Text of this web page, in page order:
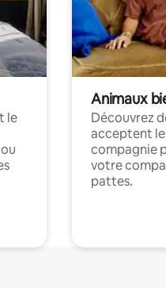
le
Animaux
Découvrez
acceptent
compagnie
votre
pattes.